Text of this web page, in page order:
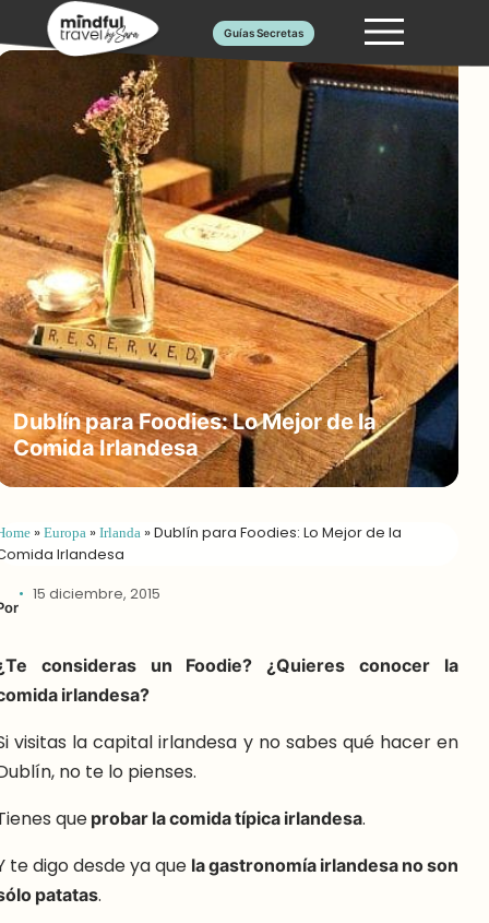
Saltar
al
Guías Secretas
Dublín para Foodies: Lo Mejor de la
Comida Irlandesa
»Europa »Irlanda »Dublín para Foodies: Lo Mejor de la
Irlandesa
15 diciembre, 2015
consideras un Foodie? ¿Quieres conocer la
irlandesa?
visitas la capital irlandesa y no sabes qué hacer en
no te lo pienses.
queprobar la comida típica irlandesa.
te digo desde ya que la gastronomía irlandesa no son
patatas.